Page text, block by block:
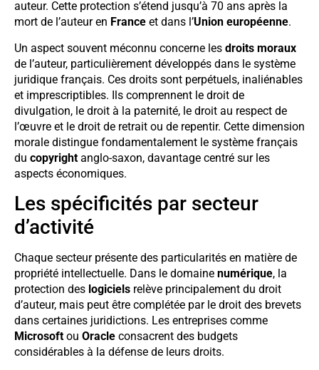
auteur. Cette protection s’étend jusqu’à 70 ans après la
mort de l’auteur en France et dans l’Union européenne.
Un aspect souvent méconnu concerne les droits moraux
de l’auteur, particulièrement développés dans le système
juridique français. Ces droits sont perpétuels, inaliénables
et imprescriptibles. Ils comprennent le droit de
divulgation, le droit à la paternité, le droit au respect de
l’œuvre et le droit de retrait ou de repentir. Cette dimension
morale distingue fondamentalement le système français
du copyright anglo-saxon, davantage centré sur les
aspects économiques.
Les spécificités par secteur
d’activité
Chaque secteur présente des particularités en matière de
propriété intellectuelle. Dans le domaine numérique, la
protection des logiciels relève principalement du droit
d’auteur, mais peut être complétée par le droit des brevets
dans certaines juridictions. Les entreprises comme
Microsoft ou Oracle consacrent des budgets
considérables à la défense de leurs droits.